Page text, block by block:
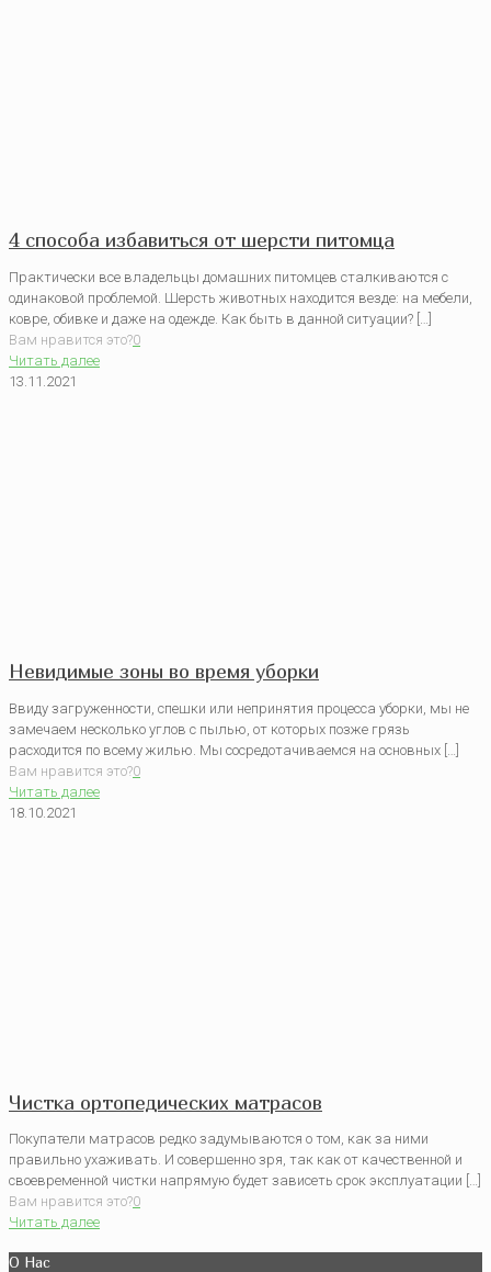
4 способа избавиться от шерсти питомца
Практически все владельцы домашних питомцев сталкиваются с
одинаковой проблемой. Шерсть животных находится везде: на мебели,
ковре, обивке и даже на одежде. Как быть в данной ситуации? […]
Вам нравится это?0
Читать далее
13.11.2021
Невидимые зоны во время уборки
Ввиду загруженности, спешки или непринятия процесса уборки, мы не
замечаем несколько углов с пылью, от которых позже грязь
расходится по всему жилью. Мы сосредотачиваемся на основных […]
Вам нравится это?0
Читать далее
18.10.2021
Чистка ортопедических матрасов
Покупатели матрасов редко задумываются о том, как за ними
правильно ухаживать. И совершенно зря, так как от качественной и
своевременной чистки напрямую будет зависеть срок эксплуатации […]
Вам нравится это?0
Читать далее
О Нас